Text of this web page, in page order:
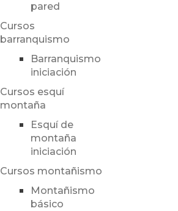
pared
Cursos
barranquismo
Barranquismo
iniciación
Cursos esquí
montaña
Esquí de
montaña
iniciación
Cursos montañismo
Montañismo
básico